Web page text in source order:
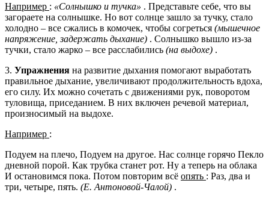
Например : «Солнышко и тучка» . Представьте себе, что вы
загораете на солнышке. Но вот солнце зашло за тучку, стало
холодно – все сжались в комочек, чтобы согреться (мышечное
напряжение, задержать дыхание) . Солнышко вышло из-за
тучки, стало жарко – все расслабились (на выдохе) .
3. Упражнения на развитие дыхания помогают выработать
правильное дыхание, увеличивают продолжительность вдоха,
его силу. Их можно сочетать с движениями рук, поворотом
туловища, приседанием. В них включен речевой материал,
произносимый на выдохе.
Например :
Подуем на плечо, Подуем на другое. Нас солнце горячо Пекло
дневной порой. Как трубка станет рот. Ну а теперь на облака
И остановимся пока. Потом повторим всё опять : Раз, два и
три, четыре, пять. (Е. Антоновой-Чалой) .